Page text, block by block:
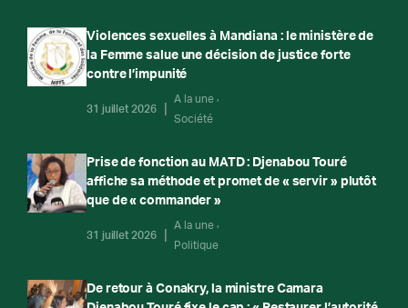
Violences sexuelles à Mandiana : le ministère de
la Femme salue une décision de justice forte
contre l’impunité
31 juillet 2026
A la une
Société
Prise de fonction au MATD : Djenabou Touré
affiche sa méthode et promet de « servir » plutôt
que de « commander »
31 juillet 2026
A la une
Politique
De retour à Conakry, la ministre Camara